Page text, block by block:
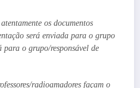
os documentos
será enviada para o grupo
para o grupo/responsável de
radioamadores façam o